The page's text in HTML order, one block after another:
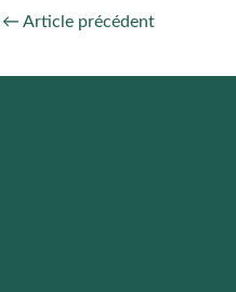
← Article précédent